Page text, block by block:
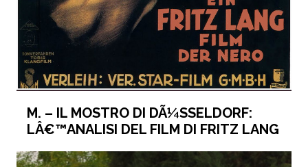
M. – IL MOSTRO DI DÃ¼SSELDORF:
LÂ€™ANALISI DEL FILM DI FRITZ LANG